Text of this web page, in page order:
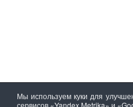
Мы используем куки для
сервисов «Yandex.Metrika» и